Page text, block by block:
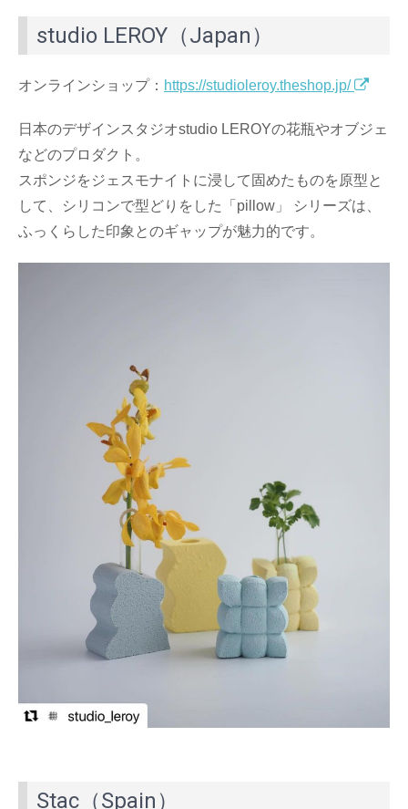
studio LEROY（Japan）
オンラインショップ： https://studioleroy.theshop.jp/
日本のデザインスタジオstudio LEROYの花瓶やオブジェ
などのプロダクト。
スポンジをジェスモナイトに浸して固めたものを原型と
して、シリコンで型どりをした「pillow」 シリーズは、
ふっくらした印象とのギャップが魅力的です。
Stac（Spain）